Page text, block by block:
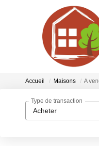
Accueil Maisons A
Acheter
Type de transaction